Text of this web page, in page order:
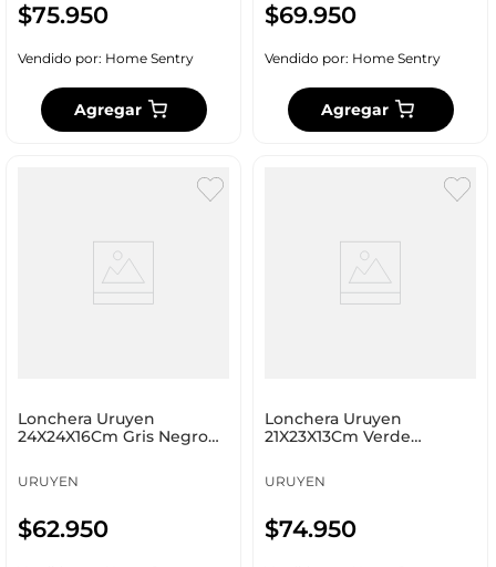
$75.950
Vendido por: Home Sentry
Agregar
$69.950
Vendido por: Home Sentry
Agregar
Lonchera Uruyen
24X24X16Cm Gris Negro
URUYEN
$62.950
Lonchera Uruyen
21X23X13Cm Verde
URUYEN
$74.950